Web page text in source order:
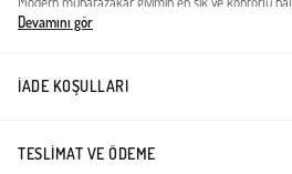
düğme detayları ve zamansız kesimiyle dikkat
günlerde nefes alır hem de serin havalarda konfor
kaliteli modal liflerinden üretilmiştir. Modal
alan fonksiyonel ve estetik düğmeler, takıma
Devamını gör
İADE KOŞULLARI
TESLIMAT VE ÖDEME